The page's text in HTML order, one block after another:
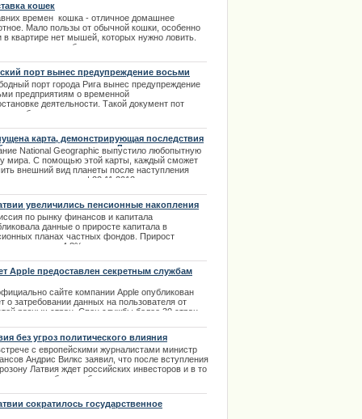
слова ожидают посетителей катка в
день работы. | 21.12.2013
кошек
времен кошка - отличное домашнее
Мало пользы от обычной кошки, особенно
в квартире нет мышей, которых нужно ловить.
сих пор кошки были и остаются лучшими
- кошка более независимое существо. |
порт вынес предупреждение восьми
порт города Рига вынес предупреждение
предприятиям о временной
деятельности. Такой документ пот
был представить в связи с участившимися
карта, демонстрирующая последствия
потепления для Латвии и всего
National Geographic выпустило любопытную
мира. С помощью этой карты, каждый сможет
внешний вид планеты после наступления
потепления. | 22.11.2013
увеличились пенсионные накопления
по рынку финансов и капитала
данные о приросте капитала в
планах частных фондов. Прирост
вырос на 4,8%.
Apple предоставлен секретным службам
сайте компании Apple опубликован
о затребовании данных на пользователя от
разных стран. Спец службы более 30 стран
Самое большое количество запросов
от секретных служб США. Точное число
данных на сайте компании не указано.
без угроз политического влияния
с европейскими журналистами министр
Андрис Вилкс заявил, что после вступления
Латвия ждет российских инвесторов и в то
хотела бы освободиться от всяческих угроз
сократилось государственное
здравоохранения